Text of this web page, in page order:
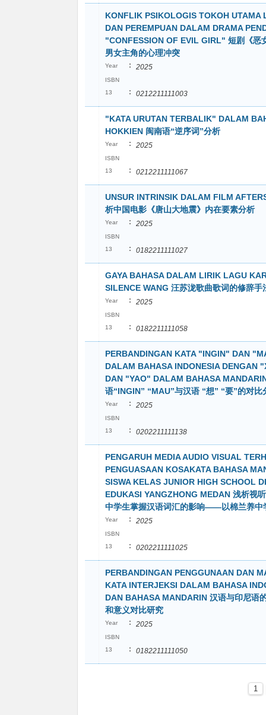
KONFLIK PSIKOLOGIS TOKOH UTAMA
DAN PEREMPUAN DALAM DRAMA
"CONFESSION OF EVIL GIRL" 短剧《恶
男女主角的心理冲突
Year : 2025
ISBN
13
: 0212211111003
"KATA URUTAN TERBALIK" DALAM
HOKKIEN 闽南语“逆序词”分析
Year : 2025
ISBN
13
: 0212211111067
UNSUR INTRINSIK DALAM FILM
析中国电影《唐山大地震》内在要素分析
Year : 2025
ISBN
13
: 0182211111027
GAYA BAHASA DALAM LIRIK LAGU
SILENCE WANG 汪苏泷歌曲歌词的修辞手
Year : 2025
ISBN
13
: 0182211111058
PERBANDINGAN KATA "INGIN" DAN
DALAM BAHASA INDONESIA DENGAN
DAN "YAO" DALAM BAHASA
语“INGIN” “MAU”与汉语 “想” “要”的对比
Year : 2025
ISBN
13
: 0202211111138
PENGARUH MEDIA AUDIO VISUAL
PENGUASAAN KOSAKATA BAHASA
SISWA KELAS JUNIOR HIGH SCHOOL
EDUKASI YANGZHONG MEDAN 浅析视
中学生掌握汉语词汇的影响——以棉兰养中
Year : 2025
ISBN
13
: 0202211111025
PERBANDINGAN PENGGUNAAN DAN
KATA INTERJEKSI DALAM BAHASA
DAN BAHASA MANDARIN 汉语与印尼语
和意义对比研究
Year : 2025
ISBN
13
: 0182211111050
1